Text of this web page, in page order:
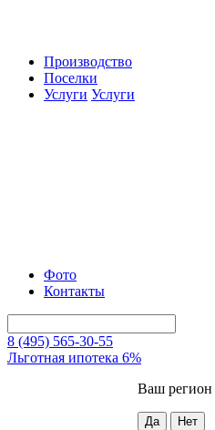
Производство
Поселки
Услуги Услуги
Фото
Контакты
8 (495) 565-30-55
Льготная ипотека 6%
Ваш регион